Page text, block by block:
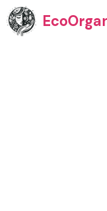
Přeskočit
na
obsah